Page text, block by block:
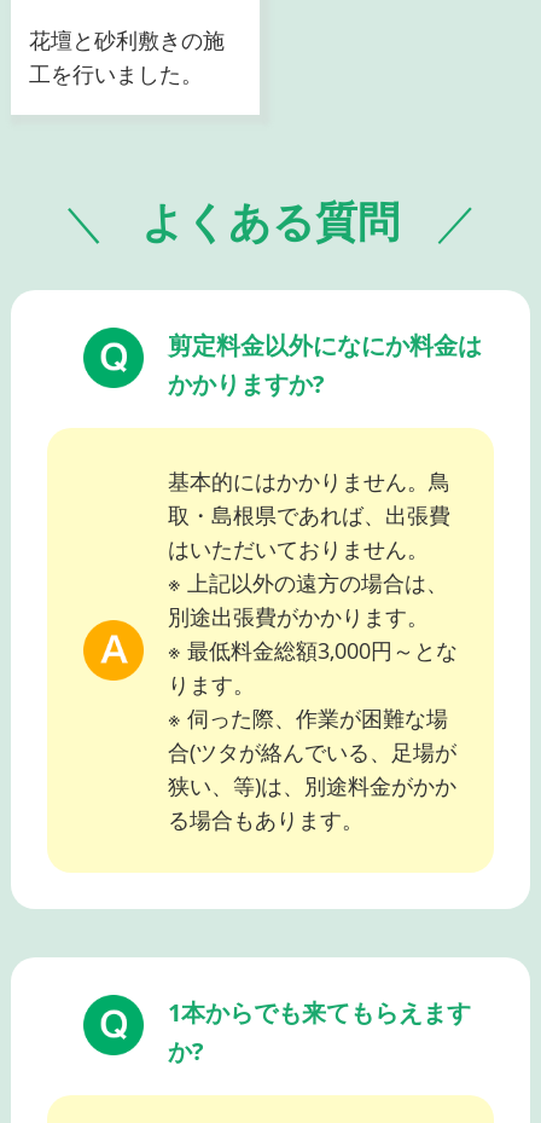
花壇と砂利敷きの施
工を行いました。
よくある質問
剪定料金以外になにか料金は
かかりますか?
基本的にはかかりません。鳥
取・島根県であれば、出張費
はいただいておりません。
※ 上記以外の遠方の場合は、
別途出張費がかかります。
※ 最低料金総額3,000円～とな
ります。
※ 伺った際、作業が困難な場
合(ツタが絡んでいる、足場が
狭い、等)は、別途料金がかか
る場合もあります。
1本からでも来てもらえます
か?